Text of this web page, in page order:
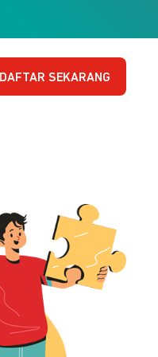
DAFTAR SEKARANG